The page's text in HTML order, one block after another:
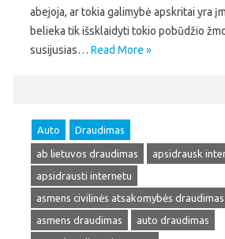
abejoja, ar tokia galimybė apskritai yra
belieka tik išsklaidyti tokio pobūdžio
susijusias… Read More »
Auto Draudimas
ab lietuvos draudimas
apsidrausk
apsidrausti internetu
asmens civilinės atsakomybės draudimas
asmens draudimas
auto draudimas